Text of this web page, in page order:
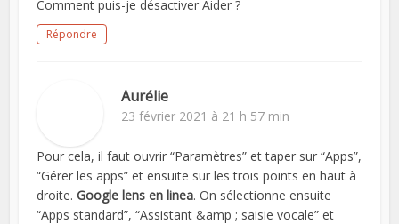
Comment puis-je désactiver Aider ?
Répondre
Aurélie
23 février 2021 à 21 h 57 min
Pour cela, il faut ouvrir “Paramètres” et taper sur “Apps”,
“Gérer les apps” et ensuite sur les trois points en haut à
droite.Google lens en linea. On sélectionne ensuite
“Apps standard”, “Assistant &amp ; saisie vocale” et